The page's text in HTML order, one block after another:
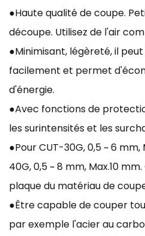
●Haute qualité de coupe.
découpe. Utilisez de l'air
●Minimisant, légèreté, il
facilement et permet
d'énergie.
●Avec fonctions de
les surintensités et les
●Pour CUT-30G, 0,5 ~ 6
40G, 0,5 ~ 8 mm, Max.10
plaque du matériau de
●Être capable de couper
par exemple l'acier au